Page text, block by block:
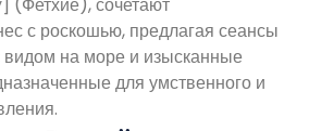
(Фетхие), сочетают
с роскошью, предлагая сеансы
видом на море и изысканные
для умственного и